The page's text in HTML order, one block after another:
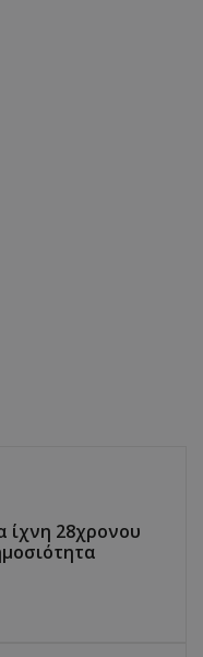
ίχνη 28χρονου